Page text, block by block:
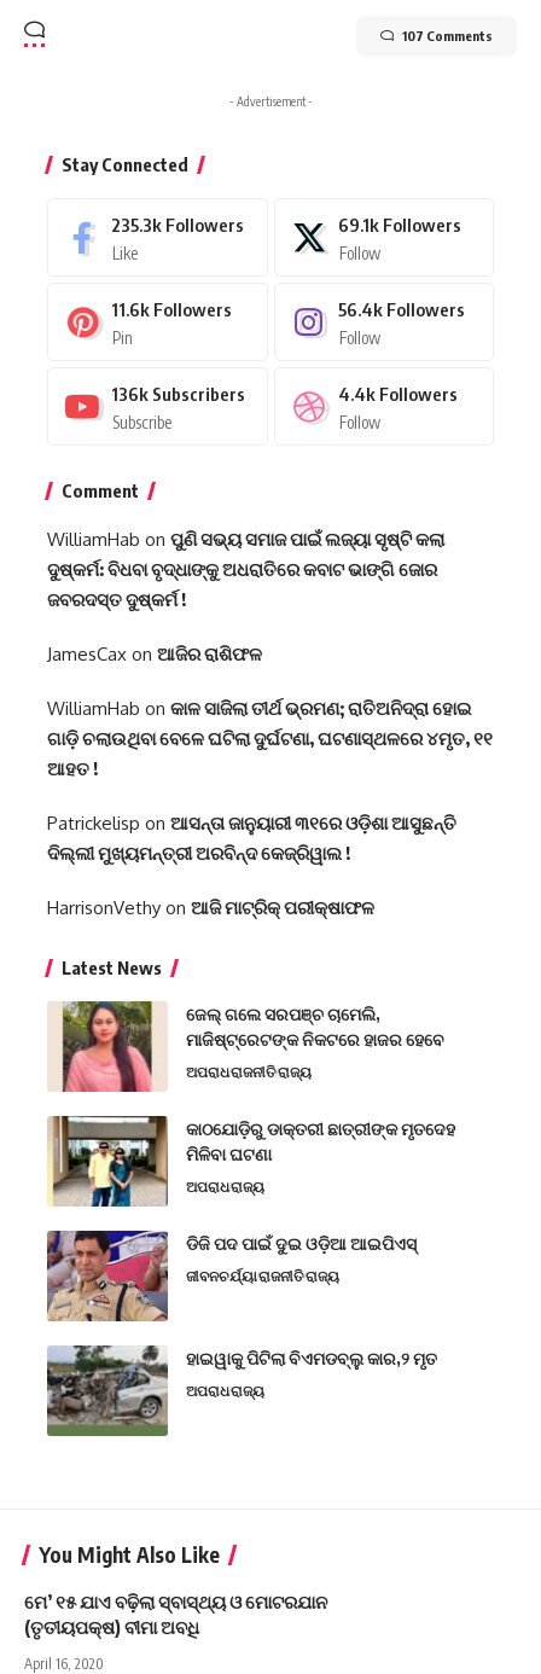
107 Comments
- Advertisement -
Stay Connected
235.3k Followers
Like
69.1k Followers
Follow
11.6k Followers
Pin
56.4k Followers
Follow
136k Subscribers
Subscribe
4.4k Followers
Follow
Comment
WilliamHab on ପୁଣି ସଭ୍ୟ ସମାଜ ପାଇଁ ଲଜ୍ୟା ସୃଷ୍ଟି କଲା
ଦୁଷ୍କର୍ମ: ବିଧବା ବୃଦ୍ଧାଙ୍କୁ ଅଧରାତିରେ କବାଟ ଭାଙ୍ଗି ଜୋର
ଜବରଦସ୍ତ ଦୁଷ୍କର୍ମ !
JamesCax on ଆଜିର ରାଶିଫଳ
WilliamHab on କାଳ ସାଜିଲା ତୀର୍ଥ ଭ୍ରମଣ; ରାତିଅନିଦ୍ରା ହୋଇ
ଗାଡ଼ି ଚଲାଉଥିବା ବେଳେ ଘଟିଲା ଦୁର୍ଘଟଣା, ଘଟଣାସ୍ଥଳରେ ୪ମୃତ, ୧୧
ଆହତ !
Patrickelisp on ଆସନ୍ତା ଜାନୁୟାରୀ ୩୧ରେ ଓଡ଼ିଶା ଆସୁଛନ୍ତି
ଦିଲ୍ଲୀ ମୁଖ୍ୟମନ୍ତ୍ରୀ ଅରବିନ୍ଦ କେଜ୍ରିୱାଲ !
HarrisonVethy on ଆଜି ମାଟ୍ରିକ୍ ପରୀକ୍ଷାଫଳ
Latest News
ଜେଲ୍ ଗଲେ ସରପଞ୍ଚ ଚାମେଲି,
ମାଜିଷ୍ଟ୍ରେଟଙ୍କ ନିକଟରେ ହାଜର ହେବେ
ଅପରାଧରାଜନୀତିରାଜ୍ୟ
କାଠଯୋଡ଼ିରୁ ଡାକ୍ତରୀ ଛାତ୍ରୀଙ୍କ ମୃତଦେହ
ମିଳିବା ଘଟଣା
ଅପରାଧରାଜ୍ୟ
ଡିଜି ପଦ ପାଇଁ ଦୁଇ ଓଡ଼ିଆ ଆଇପିଏସ୍
ଜୀବନଚର୍ଯ୍ୟାରାଜନୀତିରାଜ୍ୟ
ହାଇୱାକୁ ପିଟିଲା ବିଏମଡବ୍ଲୁ କାର,୨ ମୃତ
ଅପରାଧରାଜ୍ୟ
You Might Also Like
ମେ’ ୧୫ ଯାଏ ବଢ଼ିଲା ସ୍ବାସ୍ଥ୍ୟ ଓ ମୋଟରଯାନ
(ତୃତୀୟପକ୍ଷ) ବୀମା ଅବଧି
April 16, 2020